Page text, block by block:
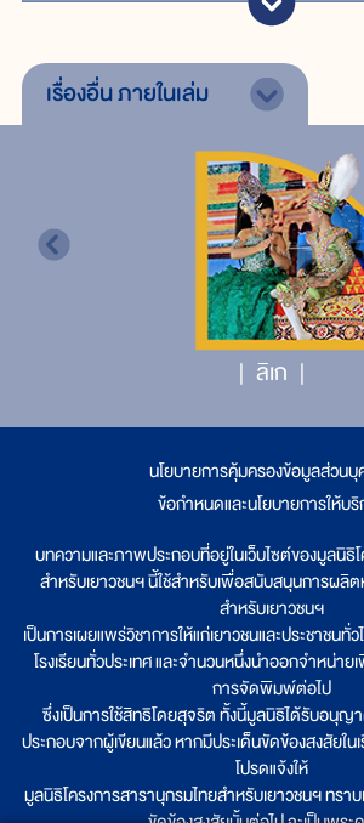
เรื่องอื่นภายในเล่ม
ลิเก
นโยบายการคุ้มครองข้อมูลส่วน
ข้อกำหนดและนโยบายการให้บ
บทความและภาพประกอบที่อยู่ในเว็บไซต์ของมูลนิธิ
สำหรับเยาวชนฯ นี้ใช้สำหรับเพื่อสนับสนุนการผลิ
สำหรับเยาวชนฯ
เป็นการเผยแพร่วิชาการให้แก่เยาวชนและประชาชนทั่
โรงเรียนทั่วประเทศ และจำนวนหนึ่งนำออกจำหน่า
การจัดพิมพ์ต่อไป
ซึ่งเป็นการใช้สิทธิโดยสุจริต ทั้งนี้มูลนิธิได้รับอนุ
ประกอบจากผู้เขียนแล้ว หากมีประเด็นขัดข้องสงสัยใน
โปรดแจ้งให้
มูลนิธิโครงการสารานุกรมไทยสำหรับเยาวชนฯ ทร